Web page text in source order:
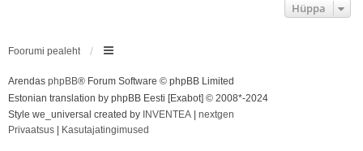
Hüppa
Foorumi pealeht
Arendas phpBB® Forum Software © phpBB Limited
Estonian translation by phpBB Eesti [Exabot] © 2008*-2024
Style we_universal created by INVENTEA
nextgen
Privaatsus
Kasutajatingimused